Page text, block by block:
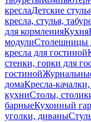
креслаДетские
кресла, стулья,
для кормленияКухня
модулиСтолешницы
кресла для гостиной
стенки, горки для
гостиной
домаКресла-
кухниСтолы,
барныеКухонный
уголки, диваны